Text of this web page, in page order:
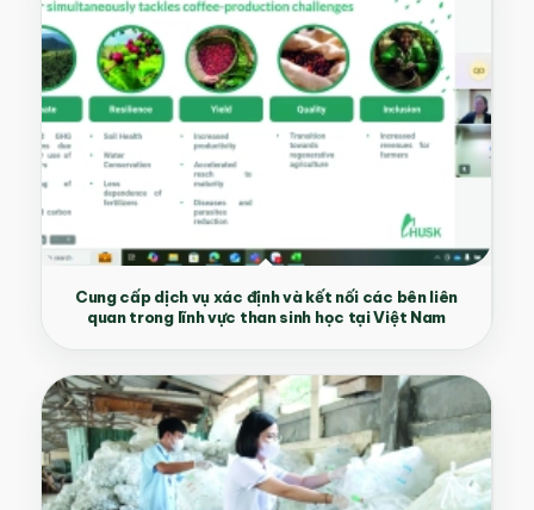
Cung cấp dịch vụ xác định và kết nối các bên liên
quan trong lĩnh vực than sinh học tại Việt Nam